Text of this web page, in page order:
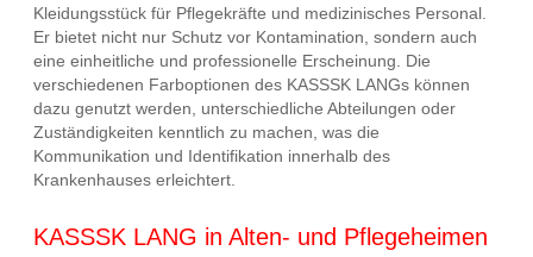
Kleidungsstück für Pflegekräfte und medizinisches Personal.
Er bietet nicht nur Schutz vor Kontamination, sondern auch
eine einheitliche und professionelle Erscheinung. Die
verschiedenen Farboptionen des KASSSK LANGs können
dazu genutzt werden, unterschiedliche Abteilungen oder
Zuständigkeiten kenntlich zu machen, was die
Kommunikation und Identifikation innerhalb des
Krankenhauses erleichtert.
KASSSK LANG in Alten- und Pflegeheimen